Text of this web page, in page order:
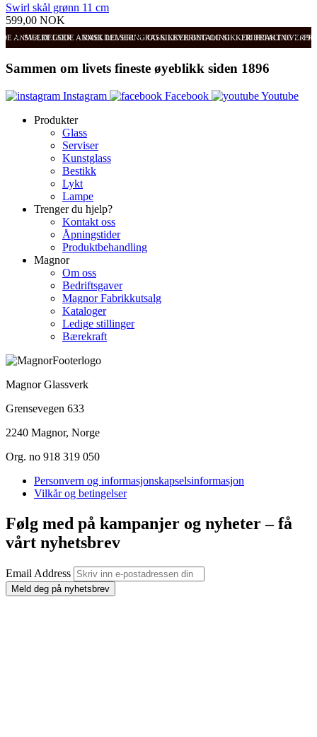
Swirl skål grønn 11 cm
599,00 NOK
ANMELDELSER RASK LEVERING OG SIKKER BETALING FRI FRAKT OVER
SVÆRT GODE ANMELDELSER RASK LEVERING OG SIKKER BETALING
Sammen om livets fineste øyeblikk siden 1896
Instagram Facebook
Youtube
Produkter
Glass
Serviser
Kunstglass
Bestikk
Lykt
Lampe
Trenger du hjelp?
Kontakt oss
Åpningstider
Produktbehandling
Magnor
Om oss
Bedriftsgaver
Magnor Fabrikkutsalg
Kataloger
Ledige stillinger
Bærekraft
Magnor Glassverk
Grensevegen 633
2240 Magnor, Norge
Org. no 918 319 050
Personvern og informasjonskapselsinformasjon
Vilkår og betingelser
Følg med på kampanjer og nyheter – få
vårt nyhetsbrev
Email Address
Meld deg på nyhetsbrev